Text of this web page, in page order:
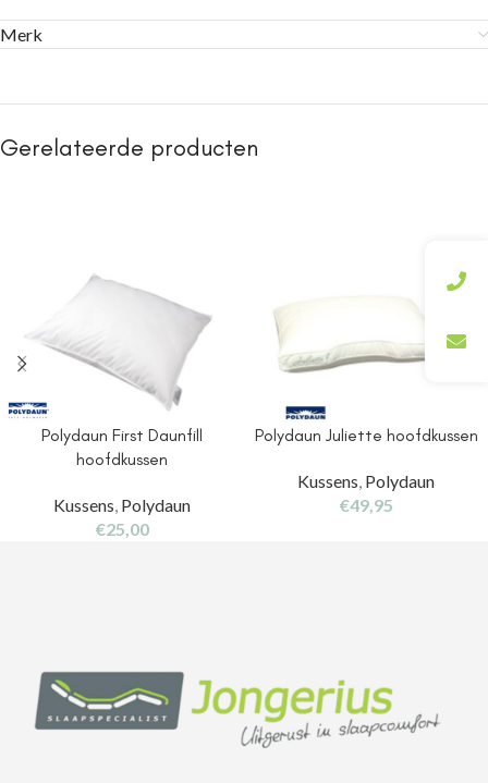
Merk
Gerelateerde producten
Polydaun First Daunfill
hoofdkussen
Kussens, Polydaun
€25,00
Polydaun Juliette hoofdkussen
Kussens, Polydaun
€49,95